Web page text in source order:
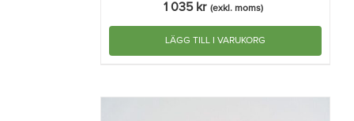
1 035 kr (exkl. moms)
LÄGG TILL I VARUKORG